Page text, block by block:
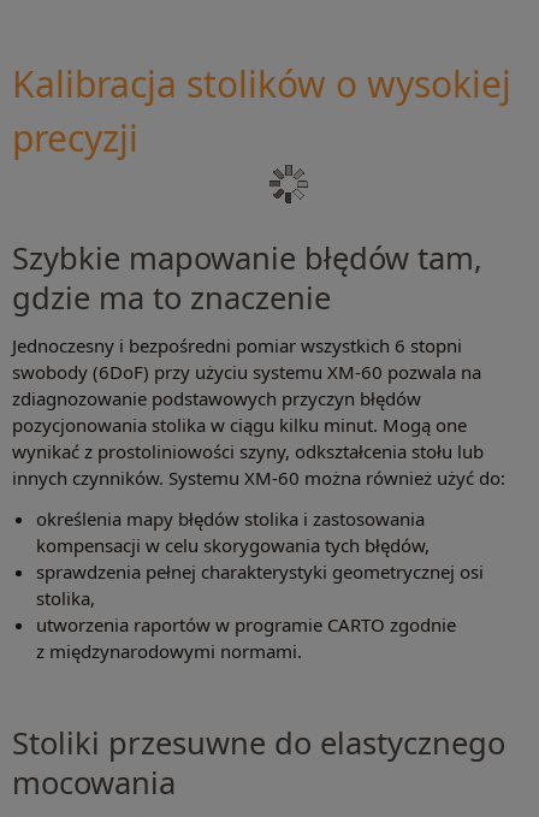
Kalibracja stolików o wysokiej
precyzji
Szybkie mapowanie błędów tam,
gdzie ma to znaczenie
Jednoczesny i bezpośredni pomiar wszystkich 6 stopni
swobody (6DoF) przy użyciu systemu XM-60 pozwala na
zdiagnozowanie podstawowych przyczyn błędów
pozycjonowania stolika w ciągu kilku minut. Mogą one
wynikać z prostoliniowości szyny, odkształcenia stołu lub
innych czynników. Systemu XM-60 można również użyć do:
określenia mapy błędów stolika i zastosowania
kompensacji w celu skorygowania tych błędów,
sprawdzenia pełnej charakterystyki geometrycznej osi
stolika,
utworzenia raportów w programie CARTO zgodnie
z międzynarodowymi normami.
Stoliki przesuwne do elastycznego
mocowania